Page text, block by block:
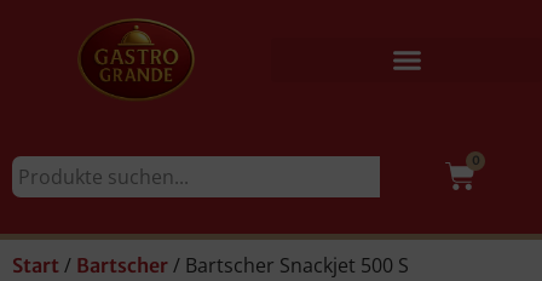
0
Start / Bartscher / Bartscher Snackjet 500 S